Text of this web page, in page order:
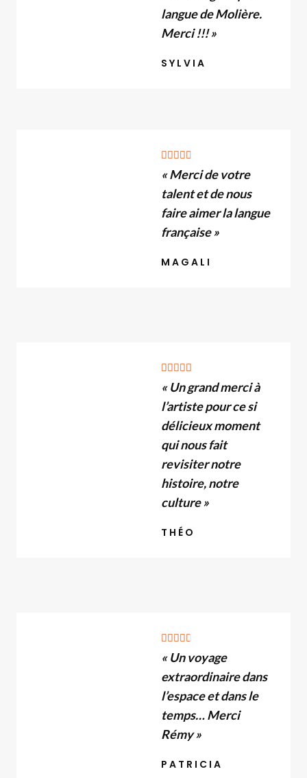
é
5
s
langue de Molière.
Merci !!! »
SYLVIA
    
o
t
é
4
8
« Merci de votre
talent et de nous
faire aimer la langue
française »
MAGALI
    
o
t
é
4
.
9
r
« Un grand merci à
l’artiste pour ce si
délicieux moment
qui nous fait
revisiter notre
histoire, notre
culture »
THÉO
    
o
t
é
4
.
s
« Un voyage
extraordinaire dans
l’espace et dans le
temps… Merci
Rémy »
PATRICIA